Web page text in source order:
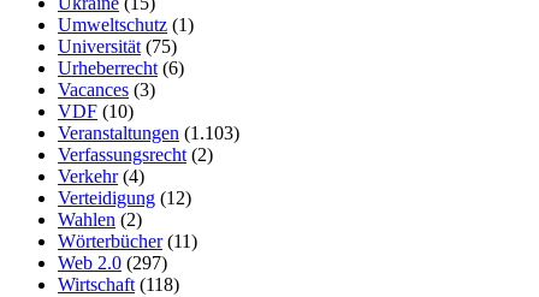
Umweltschutz (1)
Universität (75)
Urheberrecht (6)
Vacances (3)
VDF (10)
Veranstaltungen (1.103)
Verfassungsrecht (2)
Verkehr(4)
Verteidigung (12)
Wahlen (2)
Wörterbücher(11)
Web 2.0 (297)
Wirtschaft (118)